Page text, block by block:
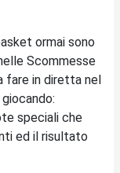
ormai sono
Scommesse
fare in diretta nel
speciali che
ed il risultato